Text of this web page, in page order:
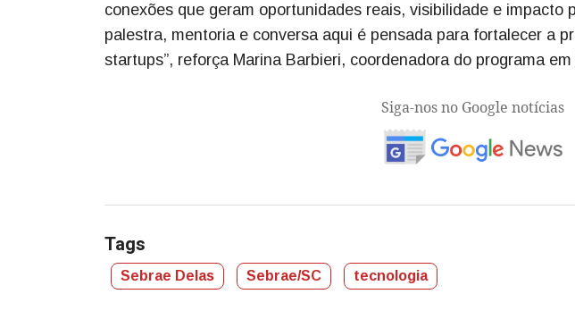
conexões que geram oportunidades reais, visibilidade e impacto
palestra, mentoria e conversa aqui é pensada para fortalecer a
startups”, reforça Marina Barbieri, coordenadora do programa
Siga-nos no Google notícias
Tags
Sebrae Delas Sebrae/SC tecnologia